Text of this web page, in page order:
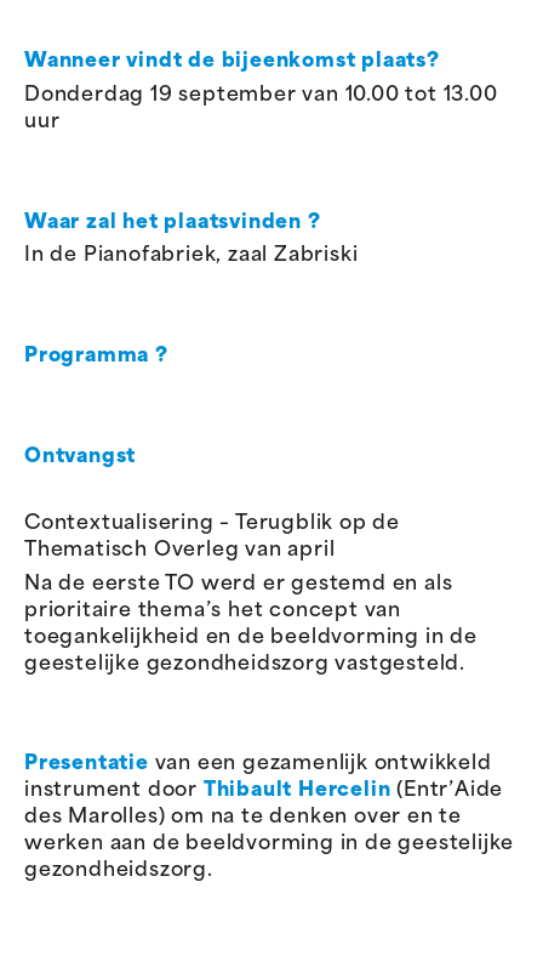
Wanneer vindt de bijeenkomst plaats?
Donderdag 19 september van 10.00 tot 13.00
uur
Waar zal het plaatsvinden ?
In de Pianofabriek, zaal Zabriski
Programma ?
Ontvangst
Contextualisering – Terugblik op de
Thematisch Overleg van april
Na de eerste TO werd er gestemd en als
prioritaire thema’s het concept van
toegankelijkheid en de beeldvorming in de
geestelijke gezondheidszorg vastgesteld.
Presentatie van een gezamenlijk ontwikkeld
instrument door Thibault Hercelin (Entr’Aide
des Marolles) om na te denken over en te
werken aan de beeldvorming in de geestelijke
gezondheidszorg.